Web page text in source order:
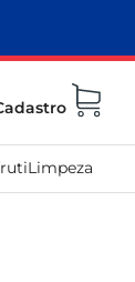
Limpeza